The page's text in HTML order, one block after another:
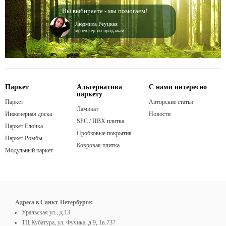
Вы выбираете - мы помогаем!
Людмила Реуцкая
менеджер по продажам
Паркет
Паркет
Инженерная доска
Паркет Елочка
Паркет Ромбы
Модульный паркет
Альтернатива
паркету
Ламинат
SPC / ПВХ плитка
Пробковые покрытия
Ковровая плитка
С нами интересно
Авторские статьи
Новости
Адреса в Санкт-Петербурге:
Уральская ул., д.13
ТЦ Кубатура, ул. Фучика, д.9, 1в.737